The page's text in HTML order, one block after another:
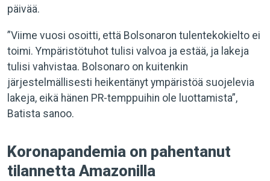
päivää.
”Viime vuosi osoitti, että Bolsonaron tulentekokielto ei
toimi. Ympäristötuhot tulisi valvoa ja estää, ja lakeja
tulisi vahvistaa. Bolsonaro on kuitenkin
järjestelmällisesti heikentänyt ympäristöä suojelevia
lakeja, eikä hänen PR-temppuihin ole luottamista”,
Batista sanoo.
Koronapandemia on pahentanut
tilannetta Amazonilla